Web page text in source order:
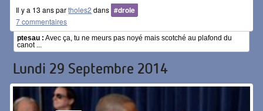
Il y a 13 ans partholes2 dans #drole
7 commentaires
ptesau : Avec ça, tu ne meurs pas noyé mais scotché au plafond du
canot ...
Lundi 29 Septembre 2014